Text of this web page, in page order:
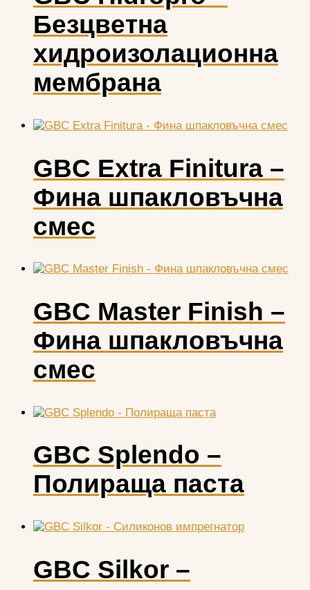
Безцветна
хидроизолационна
мембрана
GBC Extra Finitura –
Фина шпакловъчна
смес
GBC Master Finish –
Фина шпакловъчна
смес
GBC Splendo –
Полираща паста
GBC Silkor –